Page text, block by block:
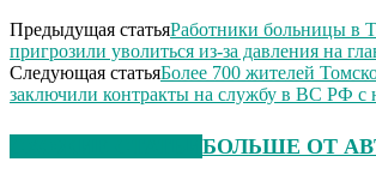
Предыдущая статьяРаботники больницы в
пригрозили уволиться из-за давления на
Следующая статьяБолее 700 жителей
заключили контракты на службу в ВС РФ с
БОЛЬШЕ ОТ